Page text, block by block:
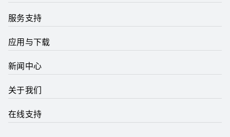
服务支持
应用与下载
新闻中心
关于我们
在线支持